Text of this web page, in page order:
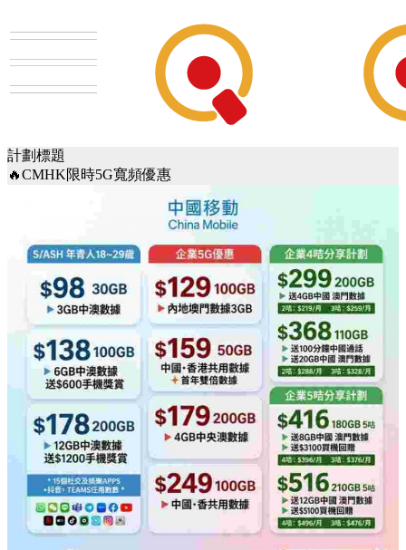
計劃標題
🔥CMHK限時5G寬頻優惠